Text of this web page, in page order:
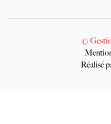
©
Réalisé